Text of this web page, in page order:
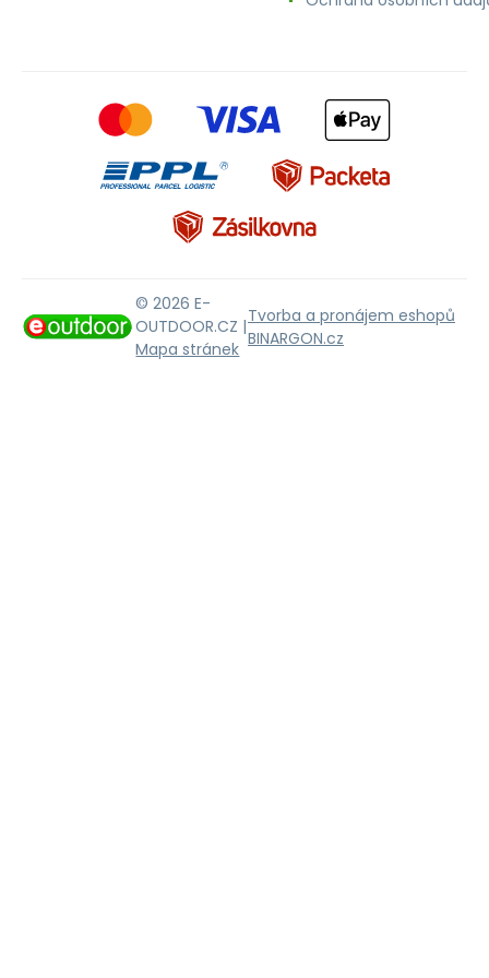
© 2026 E-
OUTDOOR.CZ |
Mapa stránek
Tvorba a pronájem eshopů
BINARGON.cz